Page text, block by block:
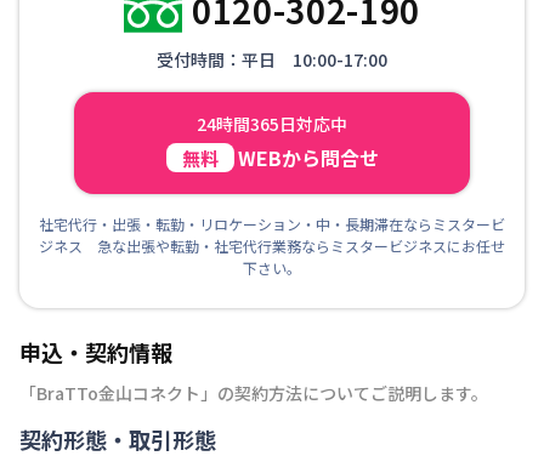
受付時間：平日 10:00-17:00
24時間365日対応中
無料 WEBから問合せ
社宅代行・出張・転勤・リロケーション・中・長期滞在ならミスタービ
ジネス 急な出張や転勤・社宅代行業務ならミスタービジネスにお任せ
下さい。
申込・契約情報
「BraTTo金山コネクト 」の契約方法についてご説明します。
契約形態・取引形態